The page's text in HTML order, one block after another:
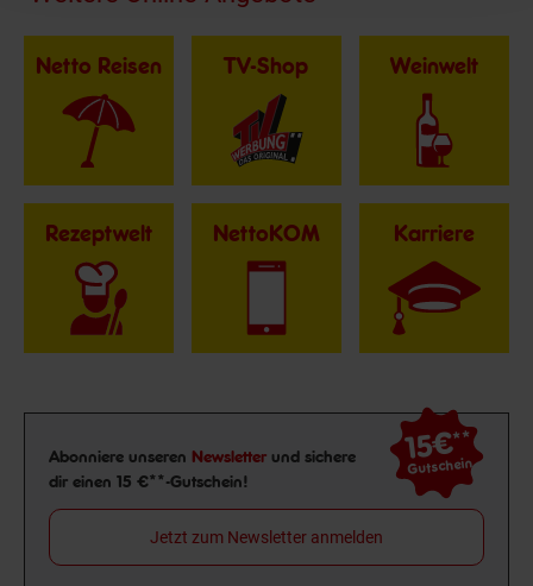
Netto Reisen TV-Shop Weinwelt
Rezeptwelt NettoKOM Karriere
Newsletter Anmeldung
Abonniere unseren Newsletter und sichere
dir einen 15 €**-Gutschein!
15€**
Gutschein
Jetzt zum Newsletter anmelden